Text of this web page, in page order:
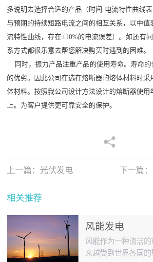
多说明去选择合适的产品（时间-电流特性曲线
与预期的持续短路电流之间的相互关系，以中值
流特性曲线，存在±10%的电流误差）。如还有
系方式都很乐意去帮您解决购买时遇到的困难。
同时，振力产品注重产品的使用寿命。寿命的
的优劣。因此公司在选在熔断器的熔体材料时采
体材料。按照我公司设计方法设计的熔断器使用
上。为客户提供更可靠安全的保护。
上一篇： 光伏发电 下一篇
相关推荐
风能发电
风能作为一种清洁
来越受到世界各国